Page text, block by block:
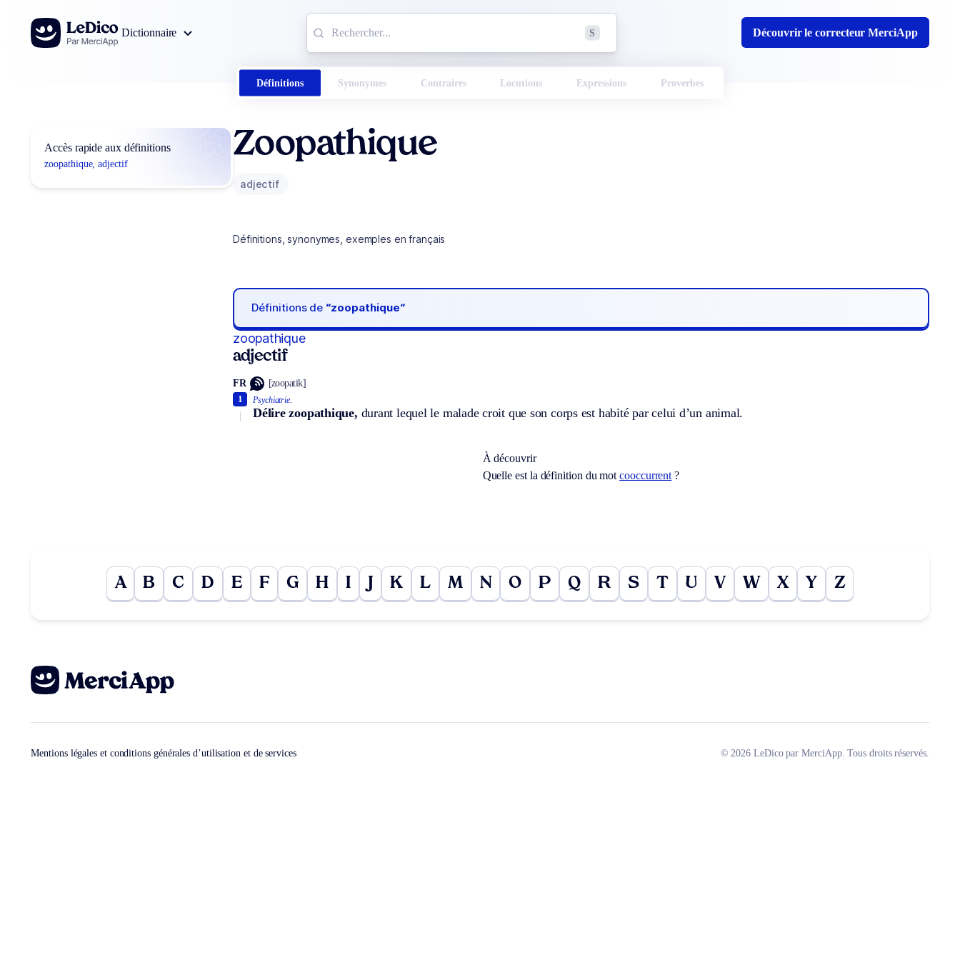
Aller au contenu
Dictionnaire
S Découvrir le correcteur MerciApp
Définitions Synonymes Contraires Locutions Expressions Proverbes
Accès rapide aux définitions
zoopathique, adjectif
Zoopathique
adjectif
Définitions, synonymes, exemples en français
Définitions de “zoopathique“
zoopathique
adjectif
FR [zoopatik]
Psychiatrie.
Délire zoopathique, durant lequel le malade croit que son corps est habité par celui d’un animal.
1
À découvrir
Quelle est la définition du motcooccurrent ?
A B C D E F G H I K L M N O P Q R S T U V W X Y Z
Mentions légales et conditions générales d’utilisation et de services © 2026 LeDico par MerciApp. Tous droits réservés.